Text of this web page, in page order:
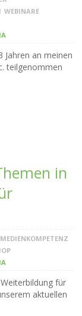
WEBINARE
Jahren an meinen
teilgenommen
in
MEDIENKOMPETENZ
Weiterbildung für
aktuellen